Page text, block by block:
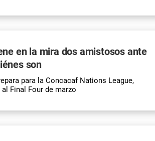
en la mira dos amistosos ante
son
para la Concacaf Nations League,
Final Four de marzo